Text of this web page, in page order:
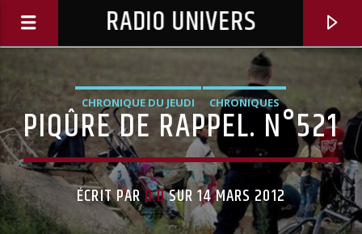
RADIO UNIVERS
CHRONIQUE DU JEUDI CHRONIQUES
PIQÛRE DE RAPPEL. N°521
ÉCRIT PARD.DSUR 14 MARS 2012